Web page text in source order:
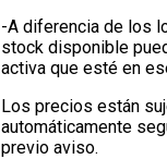
-A diferencia de los
stock disponible
activa que esté en
Los precios están
automáticamente
previo aviso.